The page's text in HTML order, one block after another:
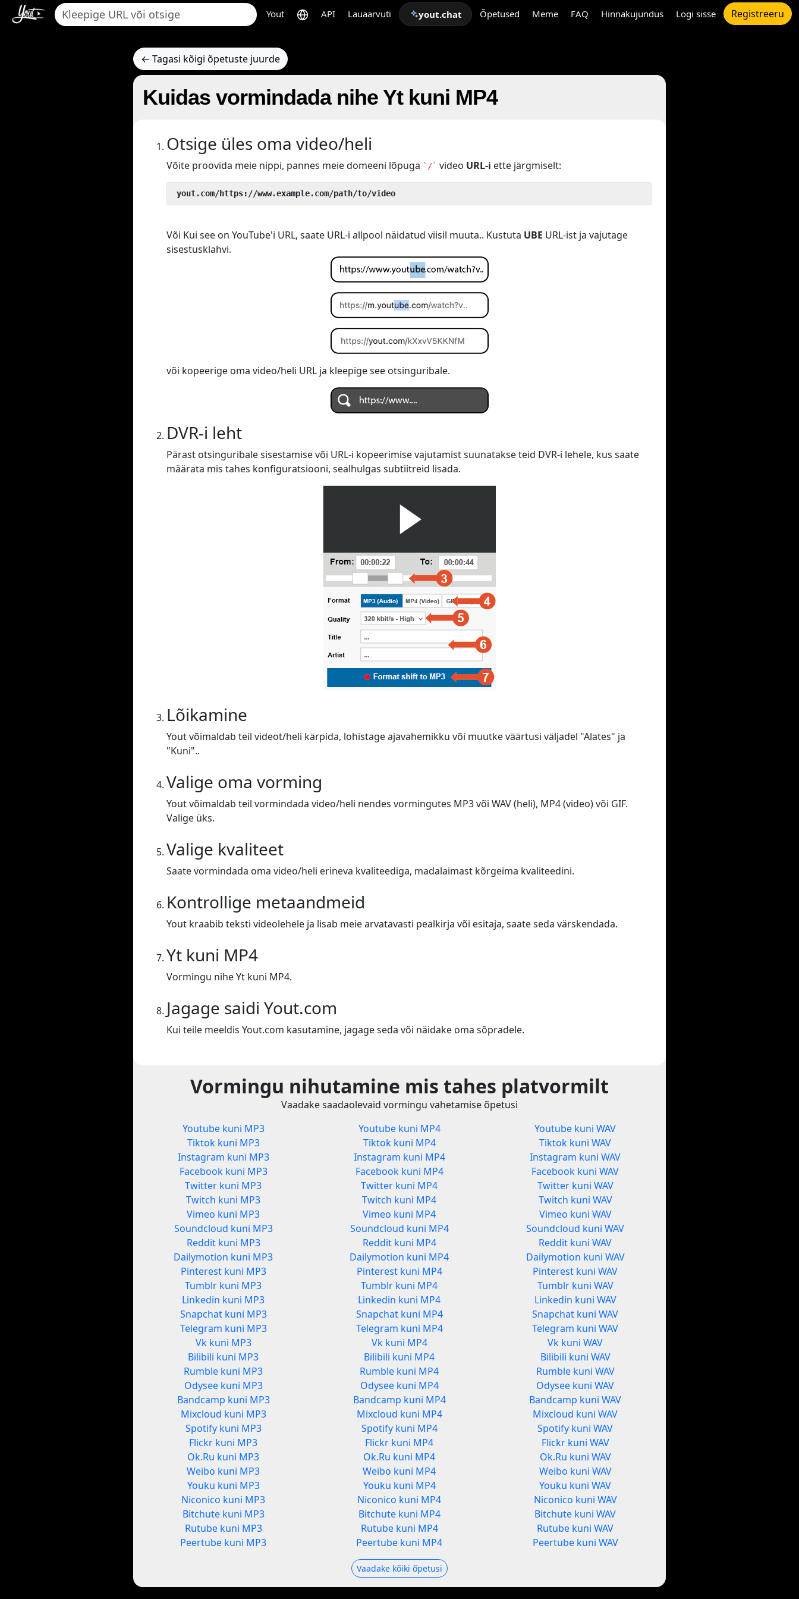
Yout API Lauaarvuti yout.chat Õpetused Meme FAQ Hinnakujundus Logi sisse Registreeru
← Tagasi kõigi õpetuste juurde
Kuidas vormindada nihe Yt kuni MP4
Otsige üles oma video/heli
Võite proovida meie nippi, pannes meie domeeni lõpuga `/` video URL-i ette järgmiselt:
yout.com/https://www.example.com/path/to/video
Või Kui see on YouTube'i URL, saate URL-i allpool näidatud viisil muuta.. Kustuta UBE URL-ist ja vajutage
sisestusklahvi.
või kopeerige oma video/heli URL ja kleepige see otsinguribale.
DVR-i leht
Pärast otsinguribale sisestamise või URL-i kopeerimise vajutamist suunatakse teid DVR-i lehele, kus saate
määrata mis tahes konfiguratsiooni, sealhulgas subtiitreid lisada.
Lõikamine
Yout võimaldab teil videot/heli kärpida, lohistage ajavahemikku või muutke väärtusi väljadel "Alates" ja
"Kuni"..
Valige oma vorming
Yout võimaldab teil vormindada video/heli nendes vormingutes MP3 või WAV (heli), MP4 (video) või GIF.
Valige üks.
Valige kvaliteet
Saate vormindada oma video/heli erineva kvaliteediga, madalaimast kõrgeima kvaliteedini.
Kontrollige metaandmeid
Yout kraabib teksti videolehele ja lisab meie arvatavasti pealkirja või esitaja, saate seda värskendada.
Yt kuni MP4
Vormingu nihe Yt kuni MP4.
Jagage saidi Yout.com
Kui teile meeldis Yout.com kasutamine, jagage seda või näidake oma sõpradele.
Vormingu nihutamine mis tahes platvormilt
Vaadake saadaolevaid vormingu vahetamise õpetusi
Youtube kuni MP3
Tiktok kuni MP3
Instagram kuni MP3
Facebook kuni MP3
Twitter kuni MP3
Twitch kuni MP3
Vimeo kuni MP3
Soundcloud kuni MP3
Reddit kuni MP3
Dailymotion kuni MP3
Pinterest kuni MP3
Tumblr kuni MP3
Linkedin kuni MP3
Snapchat kuni MP3
Telegram kuni MP3
Vk kuni MP3
Bilibili kuni MP3
Rumble kuni MP3
Odysee kuni MP3
Bandcamp kuni MP3
Mixcloud kuni MP3
Spotify kuni MP3
Flickr kuni MP3
Ok.Ru kuni MP3
Weibo kuni MP3
Youku kuni MP3
Niconico kuni MP3
Bitchute kuni MP3
Rutube kuni MP3
Peertube kuni MP3
Youtube kuni MP4
Tiktok kuni MP4
Instagram kuni MP4
Facebook kuni MP4
Twitter kuni MP4
Twitch kuni MP4
Vimeo kuni MP4
Soundcloud kuni MP4
Reddit kuni MP4
Dailymotion kuni MP4
Pinterest kuni MP4
Tumblr kuni MP4
Linkedin kuni MP4
Snapchat kuni MP4
Telegram kuni MP4
Vk kuni MP4
Bilibili kuni MP4
Rumble kuni MP4
Odysee kuni MP4
Bandcamp kuni MP4
Mixcloud kuni MP4
Spotify kuni MP4
Flickr kuni MP4
Ok.Ru kuni MP4
Weibo kuni MP4
Youku kuni MP4
Niconico kuni MP4
Bitchute kuni MP4
Rutube kuni MP4
Peertube kuni MP4
Youtube kuni WAV
Tiktok kuni WAV
Instagram kuni WAV
Facebook kuni WAV
Twitter kuni WAV
Twitch kuni WAV
Vimeo kuni WAV
Soundcloud kuni WAV
Reddit kuni WAV
Dailymotion kuni WAV
Pinterest kuni WAV
Tumblr kuni WAV
Linkedin kuni WAV
Snapchat kuni WAV
Telegram kuni WAV
Vk kuni WAV
Bilibili kuni WAV
Rumble kuni WAV
Odysee kuni WAV
Bandcamp kuni WAV
Mixcloud kuni WAV
Spotify kuni WAV
Flickr kuni WAV
Ok.Ru kuni WAV
Weibo kuni WAV
Youku kuni WAV
Niconico kuni WAV
Bitchute kuni WAV
Rutube kuni WAV
Peertube kuni WAV
Vaadake kõiki õpetusi